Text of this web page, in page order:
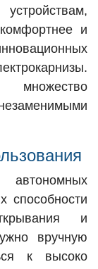
и
множество
способности
и
вручную
к высоко